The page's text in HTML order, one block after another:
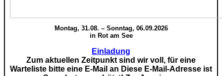
Montag, 31.08. – Sonntag, 06.09.2026
in Rot am See
Einladung
Zum aktuellen Zeitpunkt sind wir voll, für eine
Warteliste bitte eine E-Mail an Diese E-Mail-Adresse ist